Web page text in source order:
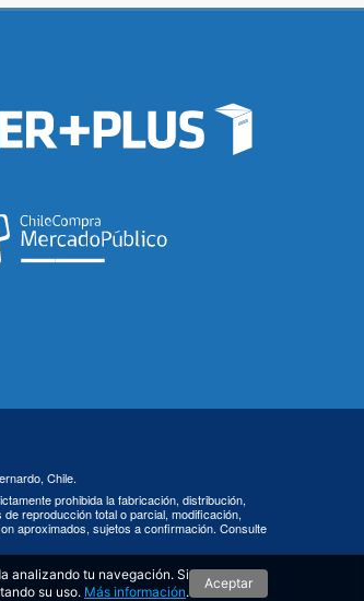
Chile.
prohibida la fabricación, distribución,
reproducción total o parcial, modificación,
aproximados, sujetos a confirmación. Consulte
analizando tu navegación. Si
su uso. Más información.
Aceptar